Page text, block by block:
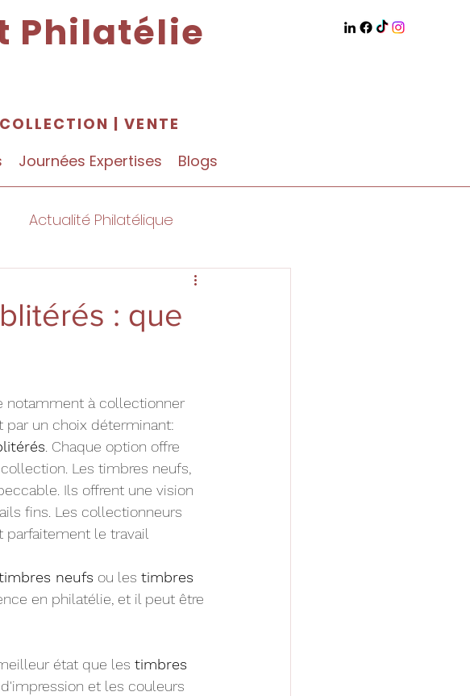
Philatélie
| VENTE
Journées Expertises Blogs
Actualité Philatélique
: que
notamment à collectionner
un choix déterminant:
. Chaque option offre
Les timbres neufs,
Ils offrent une vision
fins. Les collectionneurs
le travail
neufs ou les timbres
en philatélie, et il peut être
état que les timbres
et les couleurs